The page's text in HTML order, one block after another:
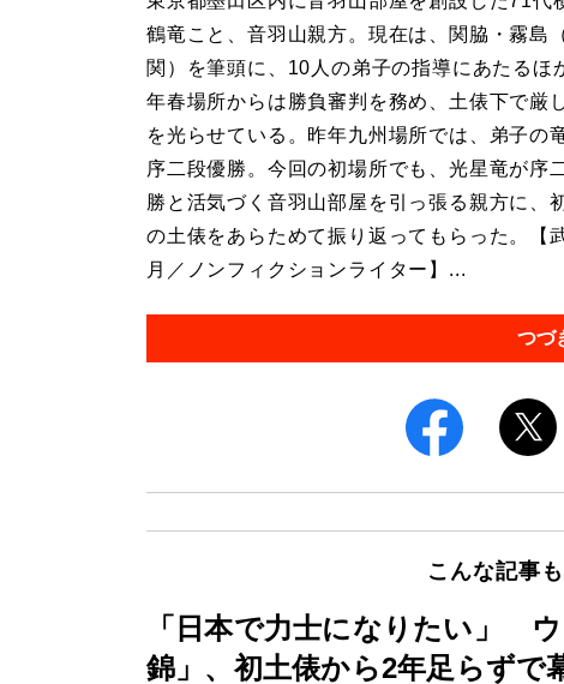
鶴竜こと、音羽山親方。現在は、関脇・霧島
関）を筆頭に、10人の弟子の指導にあたるほ
年春場所からは勝負審判を務め、土俵下で厳
を光らせている。昨年九州場所では、弟子の
序二段優勝。今回の初場所でも、光星竜が序
勝と活気づく音羽山部屋を引っ張る親方に、
の土俵をあらためて振り返ってもらった。【
月／ノンフィクションライター】...
つづ
こんな記事
「日本で力士になりたい」
錦」、初土俵から2年足らずで